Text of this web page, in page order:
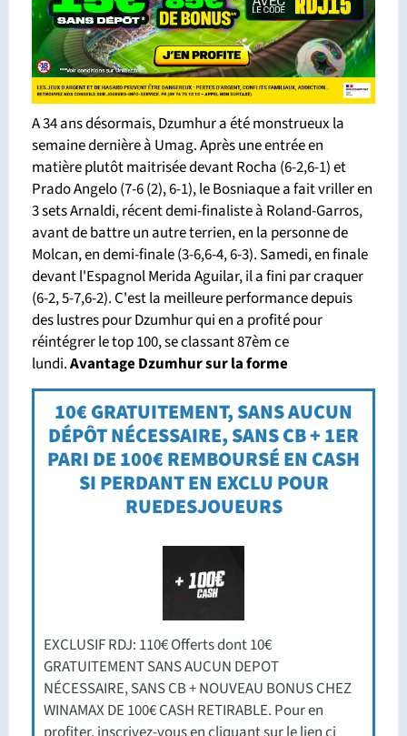
A 34 ans désormais, Dzumhur a été monstrueux la
semaine dernière à Umag. Après une entrée en
matière plutôt maitrisée devant Rocha (6-2,6-1) et
Prado Angelo (7-6 (2), 6-1), le Bosniaque a fait vriller en
3 sets Arnaldi, récent demi-finaliste à Roland-Garros,
avant de battre un autre terrien, en la personne de
Molcan, en demi-finale (3-6,6-4, 6-3). Samedi, en finale
devant l'Espagnol Merida Aguilar, il a fini par craquer
(6-2, 5-7,6-2). C'est la meilleure performance depuis
des lustres pour Dzumhur qui en a profité pour
réintégrer le top 100, se classant 87èm ce
lundi.Avantage Dzumhur sur la forme
10€ GRATUITEMENT, SANS AUCUN
DÉPÔT NÉCESSAIRE, SANS CB + 1ER
PARI DE 100€ REMBOURSÉ EN CASH
SI PERDANT EN EXCLU POUR
RUEDESJOUEURS
EXCLUSIF RDJ: 110€ Offerts dont 10€
GRATUITEMENT SANS AUCUN DEPOT
NÉCESSAIRE, SANS CB + NOUVEAU BONUS CHEZ
WINAMAX DE 100€ CASH RETIRABLE. Pour en